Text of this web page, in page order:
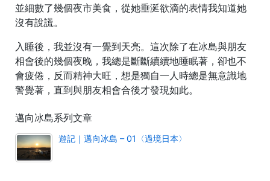
並細數了幾個夜市美食，從她垂涎欲滴的表情我知道她
沒有說謊。
入睡後，我並沒有一覺到天亮。這次除了在冰島與朋友
相會後的幾個夜晚，我總是斷斷續續地睡眠著，卻也不
會疲倦，反而精神大旺，想是獨自一人時總是無意識地
警覺著，直到與朋友相會合後才發現如此。
邁向冰島系列文章
遊記｜邁向冰島 – 01〈過境日本〉